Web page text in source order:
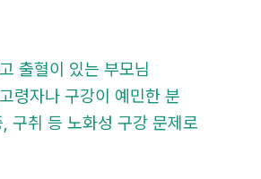
출혈이 있는 부모님
령자나 구강이 예민한 분
구취 등 노화성 구강 문제로